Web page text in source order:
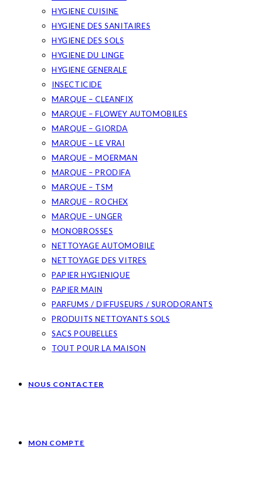
HYGIENE CUISINE
HYGIENE DES SANITAIRES
HYGIENE DES SOLS
HYGIENE DU LINGE
HYGIENE GENERALE
INSECTICIDE
MARQUE – CLEANFIX
MARQUE – FLOWEY AUTOMOBILES
MARQUE – GIORDA
MARQUE – LE VRAI
MARQUE – MOERMAN
MARQUE – PRODIFA
MARQUE – TSM
MARQUE – ROCHEX
MARQUE – UNGER
MONOBROSSES
NETTOYAGE AUTOMOBILE
NETTOYAGE DES VITRES
PAPIER HYGIENIQUE
PAPIER MAIN
PARFUMS / DIFFUSEURS / SURODORANTS
PRODUITS NETTOYANTS SOLS
SACS POUBELLES
TOUT POUR LA MAISON
NOUS CONTACTER
MON COMPTE